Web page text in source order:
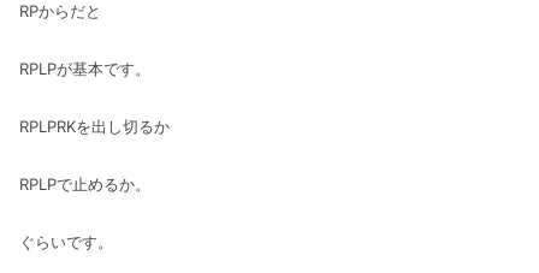
RPからだと
RPLPが基本です。
RPLPRKを出し切るか
RPLPで止めるか。
ぐらいです。